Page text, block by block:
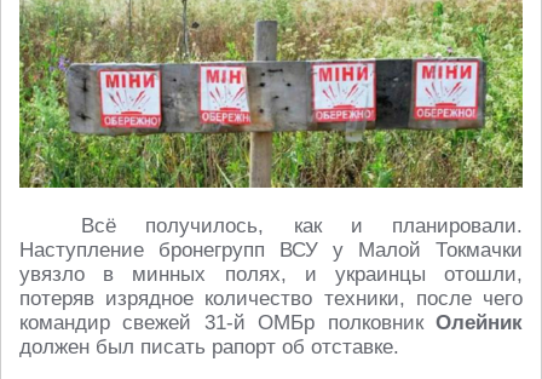
Всё получилось, как и планировали.
Наступление бронегрупп ВСУ у Малой Токмачки
увязло в минных полях, и украинцы отошли,
потеряв изрядное количество техники, после чего
командир свежей 31-й ОМБр полковник Олейник
должен был писать рапорт об отставке.